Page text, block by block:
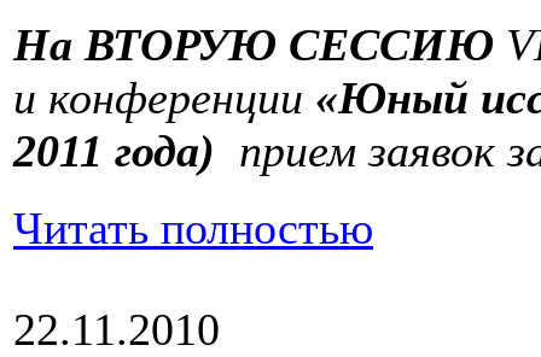
На ВТОРУЮ СЕССИЮ
и конференции «Юный
2011 года) прием заявок
Читать полностью
22.11.2010